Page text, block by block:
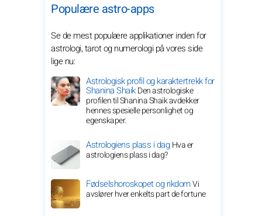
Populære astro-apps
Se de mest populære applikationer inden for
astrologi, tarot og numerologi på vores side
lige nu:
Astrologisk profil og karaktertrekk for
Shanina ShaikDen astrologiske
profilen til Shanina Shaik avdekker
hennes spesielle personlighet og
egenskaper.
Astrologiens plass i dagHva er
astrologiens plass i dag?
Fødselshoroskopet og rikdomVi
avslører hver enkelts part de fortune